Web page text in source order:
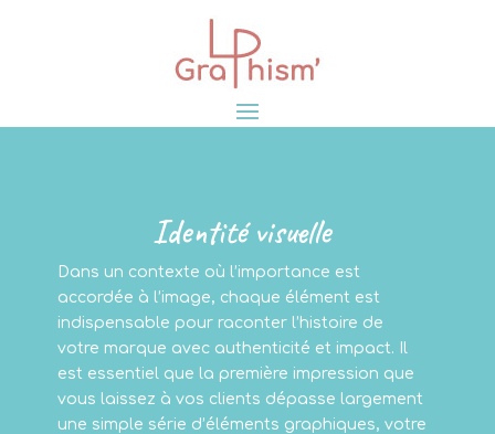
Identité visuelle
Dans un contexte où l’importance est
accordée à l’image, chaque élément est
indispensable pour raconter l’histoire de
votre marque avec authenticité et impact. Il
est essentiel que la première impression que
vous laissez à vos clients dépasse largement
une simple série d’éléments graphiques, votre